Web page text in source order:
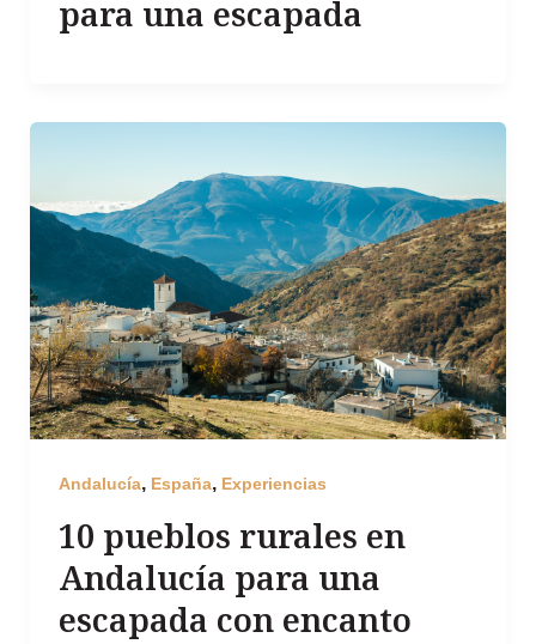
para una escapada
Andalucía, España, Experiencias
10 pueblos rurales en
Andalucía para una
escapada con encanto